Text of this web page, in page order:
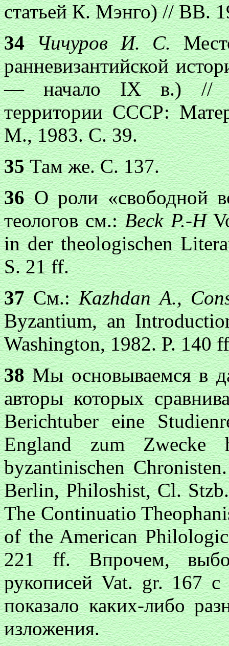
статьей К. Мэнго) // ВВ.
34 Чичуров И. С.
ранневизантийской
— начало IX в.) //
территории СССР:
М., 1983. С. 39.
35Там же. С. 137.
36О роли «свободной
теологов см.:Beck P.-H
in der theologischen
S. 21 ff.
37См.:Kazhdan A.,
Byzantium, an
Washington, 1982. P. 140
38Мы основываемся в
авторы которых
Berichtuber eine
England zum Zwecke
byzantinischen
Berlin, Philoshist, Cl.
The Continuatio
of the American
221 ff. Впрочем,
рукописей Vat. gr. 167 с
показало каких-либо
изложения.